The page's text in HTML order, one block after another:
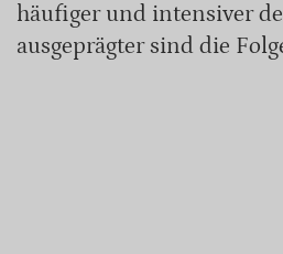
häufiger und intensiver
ausgeprägter sind die